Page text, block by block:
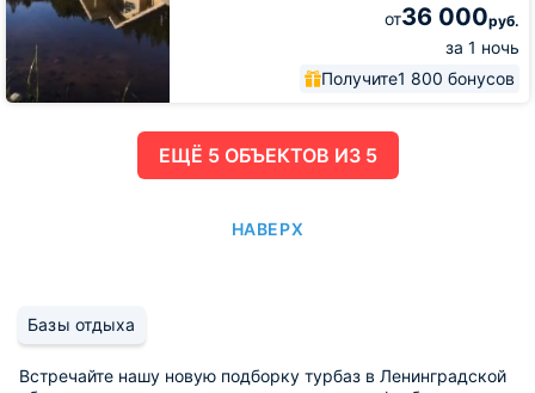
от36 000руб.
за 1 ночь
Получите1 800 бонусов
ЕЩË 5 ОБЪЕКТОВ ИЗ 5
НАВЕРХ
Базы отдыха
Встречайте нашу новую подборку турбаз в Ленинградской